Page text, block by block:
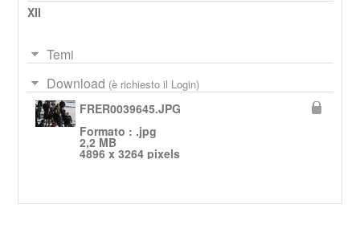
XII
Temi
Download (è richiesto il Login)
FRER0039645.JPG
Formato : .jpg
2,2 MB
4896 x 3264 pixels